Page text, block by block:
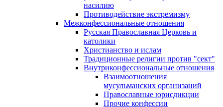
насилию
Противодействие экстремизму
Межконфессиональные отношения
Русская Православная Церковь и
католики
Христианство и ислам
Традиционные религии против "сект"
Внутриконфессиональные отношения
Взаимоотношения
мусульманских организаций
Православные юрисдикции
Прочие конфессии